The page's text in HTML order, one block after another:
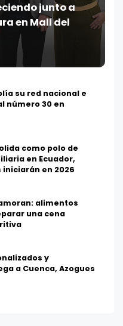
junto a
en Mall del
su red nacional e
número 30 en
como polo de
en Ecuador,
en 2026
alimentos
una cena
y
a Cuenca, Azogues